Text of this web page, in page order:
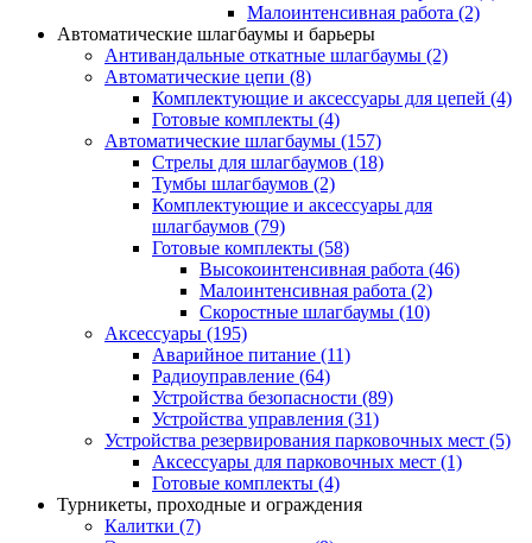
Малоинтенсивная работа (2)
Автоматические шлагбаумы и барьеры
Антивандальные откатные шлагбаумы (2)
Автоматические цепи (8)
Комплектующие и аксессуары для цепей (4)
Готовые комплекты (4)
Автоматические шлагбаумы (157)
Стрелы для шлагбаумов (18)
Тумбы шлагбаумов (2)
Комплектующие и аксессуары для
шлагбаумов (79)
Готовые комплекты (58)
Высокоинтенсивная работа (46)
Малоинтенсивная работа (2)
Скоростные шлагбаумы (10)
Аксессуары (195)
Аварийное питание (11)
Радиоуправление (64)
Устройства безопасности (89)
Устройства управления (31)
Устройства резервирования парковочных мест (5)
Аксессуары для парковочных мест (1)
Готовые комплекты (4)
Турникеты, проходные и ограждения
Калитки (7)